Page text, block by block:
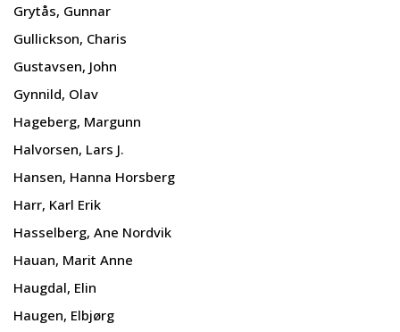
Grytås, Gunnar
Gullickson, Charis
Gustavsen, John
Gynnild, Olav
Hageberg, Margunn
Halvorsen, Lars J.
Hansen, Hanna Horsberg
Harr, Karl Erik
Hasselberg, Ane Nordvik
Hauan, Marit Anne
Haugdal, Elin
Haugen, Elbjørg